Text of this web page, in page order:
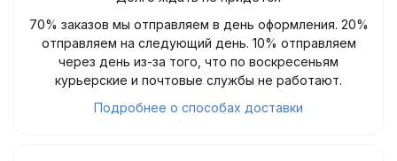
70% заказов мы отправляем в день оформления. 20%
отправляем на следующий день. 10% отправляем
через день из-за того, что по воскресеньям
курьерские и почтовые службы не работают.
Подробнее о способах доставки